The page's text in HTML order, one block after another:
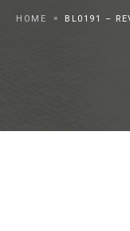
HOME BL0191 –